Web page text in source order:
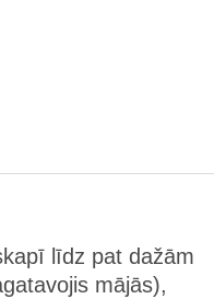
līdz pat dažām
mājās),